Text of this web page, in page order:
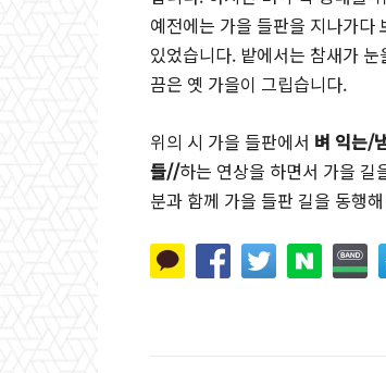
예전에는 가을 들판을 지나가다
있었습니다. 밭에서는 참새가
끔은 옛 가을이 그립습니다.
위의 시 가을 들판에서 벼 익는/
들//하는 연상을 하면서 가을 길
분과 함께 가을 들판 길을 동행